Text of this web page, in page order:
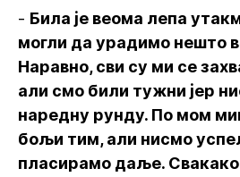
- Била је веома лепа
могли да урадимо нешто
Наравно, сви су ми се
али смо били тужни јер
наредну рунду. По мом
бољи тим, али нисмо
пласирамо даље. Свакако